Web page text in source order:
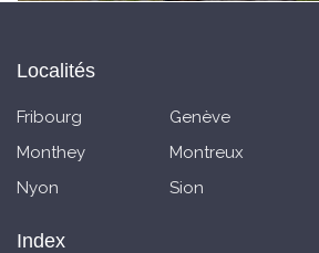
Localités
Fribourg Genève
Monthey
Montreux
Nyon
Sion
Index